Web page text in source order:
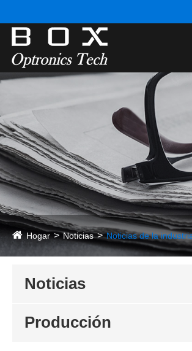
Hogar Noticias Noticias de la
Noticias
Producción